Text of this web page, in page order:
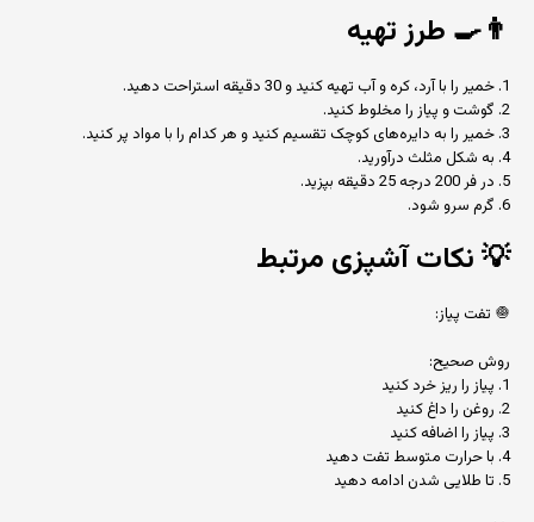
👨‍🍳 طرز تهیه
1. خمیر را با آرد، کره و آب تهیه کنید و 30 دقیقه استراحت دهید.
2. گوشت و پیاز را مخلوط کنید.
3. خمیر را به دایره‌های کوچک تقسیم کنید و هر کدام را با مواد پر کنید.
4. به شکل مثلث درآورید.
5. در فر 200 درجه 25 دقیقه بپزید.
6. گرم سرو شود.
💡نکات آشپزی مرتبط
🧅 تفت پیاز:
روش صحیح:
1. پیاز را ریز خرد کنید
2. روغن را داغ کنید
3. پیاز را اضافه کنید
4. با حرارت متوسط تفت دهید
5. تا طلایی شدن ادامه دهید